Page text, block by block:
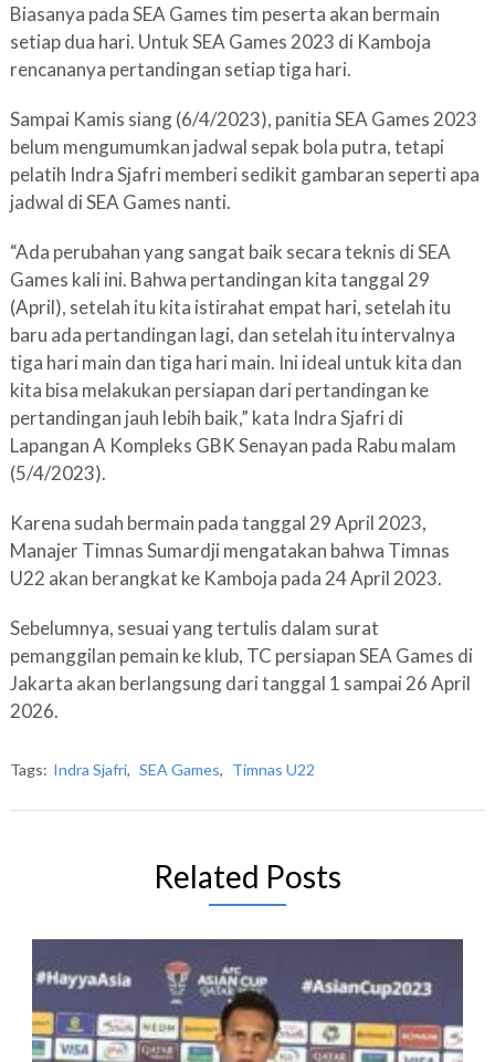
Biasanya pada SEA Games tim peserta akan bermain
setiap dua hari. Untuk SEA Games 2023 di Kamboja
rencananya pertandingan setiap tiga hari.
Sampai Kamis siang (6/4/2023), panitia SEA Games 2023
belum mengumumkan jadwal sepak bola putra, tetapi
pelatih Indra Sjafri memberi sedikit gambaran seperti apa
jadwal di SEA Games nanti.
“Ada perubahan yang sangat baik secara teknis di SEA
Games kali ini. Bahwa pertandingan kita tanggal 29
(April), setelah itu kita istirahat empat hari, setelah itu
baru ada pertandingan lagi, dan setelah itu intervalnya
tiga hari main dan tiga hari main. Ini ideal untuk kita dan
kita bisa melakukan persiapan dari pertandingan ke
pertandingan jauh lebih baik,” kata Indra Sjafri di
Lapangan A Kompleks GBK Senayan pada Rabu malam
(5/4/2023).
Karena sudah bermain pada tanggal 29 April 2023,
Manajer Timnas Sumardji mengatakan bahwa Timnas
U22 akan berangkat ke Kamboja pada 24 April 2023.
Sebelumnya, sesuai yang tertulis dalam surat
pemanggilan pemain ke klub, TC persiapan SEA Games di
Jakarta akan berlangsung dari tanggal 1 sampai 26 April
2026.
Tags: Indra Sjafri, SEA Games, Timnas U22
Related Posts